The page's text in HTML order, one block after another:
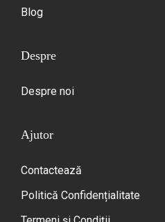
Blog
Despre
Despre noi
Ajutor
Contactează
Politică Confidențialitate